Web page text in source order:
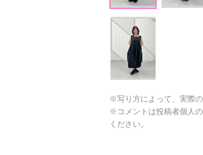
※写り方によって、実際
※コメントは投稿者個人
ください。